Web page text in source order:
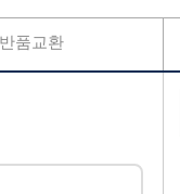
반품교환